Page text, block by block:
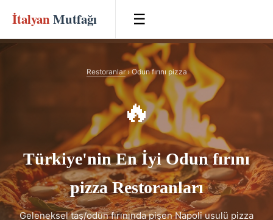
İtalyan Mutfağı ☰
Restoranlar› Odun fırını pizza
🔥
Türkiye'nin En İyi Odun fırını
pizza Restoranları
Geleneksel taş/odun fırınında pişen Napoli usulü pizza